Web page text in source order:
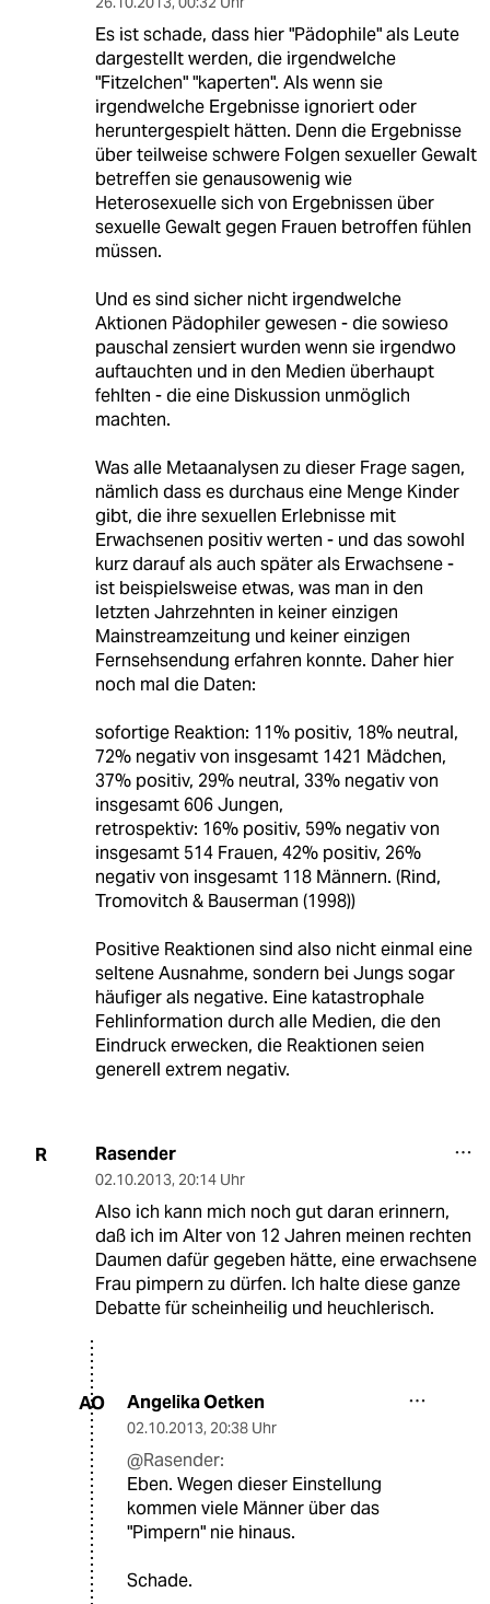
Es ist schade, dass hier "Pädophile" als Leute
dargestellt werden, die irgendwelche
"Fitzelchen" "kaperten". Als wenn sie
irgendwelche Ergebnisse ignoriert oder
heruntergespielt hätten. Denn die Ergebnisse
über teilweise schwere Folgen sexueller Gewalt
betreffen sie genausowenig wie
Heterosexuelle sich von Ergebnissen über
sexuelle Gewalt gegen Frauen betroffen fühlen
müssen.
Und es sind sicher nicht irgendwelche
Aktionen Pädophiler gewesen - die sowieso
pauschal zensiert wurden wenn sie irgendwo
auftauchten und in den Medien überhaupt
fehlten - die eine Diskussion unmöglich
machten.
Was alle Metaanalysen zu dieser Frage sagen,
nämlich dass es durchaus eine Menge Kinder
gibt, die ihre sexuellen Erlebnisse mit
Erwachsenen positiv werten - und das sowohl
kurz darauf als auch später als Erwachsene -
ist beispielsweise etwas, was man in den
letzten Jahrzehnten in keiner einzigen
Mainstreamzeitung und keiner einzigen
Fernsehsendung erfahren konnte. Daher hier
noch mal die Daten:
sofortige Reaktion: 11% positiv, 18% neutral,
72% negativ von insgesamt 1421 Mädchen,
37% positiv, 29% neutral, 33% negativ von
insgesamt 606 Jungen,
retrospektiv: 16% positiv, 59% negativ von
insgesamt 514 Frauen, 42% positiv, 26%
negativ von insgesamt 118 Männern. (Rind,
Tromovitch & Bauserman (1998))
Positive Reaktionen sind also nicht einmal eine
seltene Ausnahme, sondern bei Jungs sogar
häufiger als negative. Eine katastrophale
Fehlinformation durch alle Medien, die den
Eindruck erwecken, die Reaktionen seien
generell extrem negativ.
R Rasender
02.10.2013, 20:14 Uhr
Also ich kann mich noch gut daran erinnern,
daß ich im Alter von 12 Jahren meinen rechten
Daumen dafür gegeben hätte, eine erwachsene
Frau pimpern zu dürfen. Ich halte diese ganze
Debatte für scheinheilig und heuchlerisch.
AO Angelika Oetken
02.10.2013, 20:38 Uhr
@Rasender:
Eben. Wegen dieser Einstellung
kommen viele Männer über das
"Pimpern" nie hinaus.
Schade.